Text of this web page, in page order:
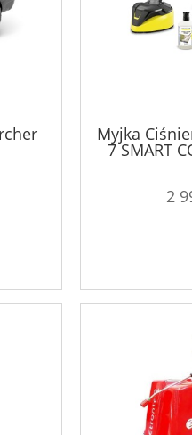
Myjka
7 SMART
2